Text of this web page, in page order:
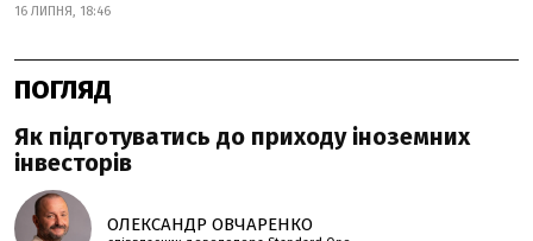
16 ЛИПНЯ, 18:46
ПОГЛЯД
Як підготуватись до приходу іноземних
інвесторів
ОЛЕКСАНДР ОВЧАРЕНКО